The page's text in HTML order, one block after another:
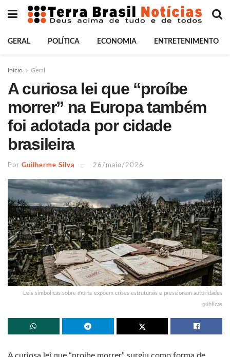
GERAL POLÍTICA ECONOMIA ENTRETENIMENTO
Início Geral
A curiosa lei que “proíbe
morrer” na Europa também
foi adotada por cidade
brasileira
Por Guilherme Silva 26/maio/2026
Leis simbólicas sobre morte expõem crises estruturais e pressionam autoridades
públicas
A curiosa lei que “proíbe morrer” surgiu como forma de